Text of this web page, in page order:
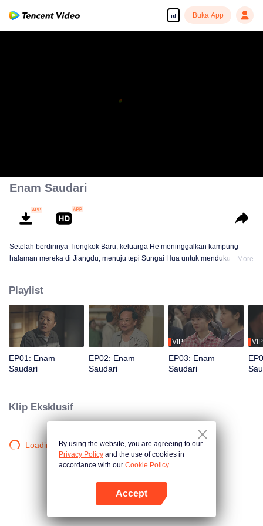
id Buka App
Enam Saudari
Setelah berdirinya Tiongkok Baru, keluarga He meninggalkan kampung
halaman mereka di Jiangdu, menuju tepi Sungai Hua untuk mendukung
menghadapi kehidupan bersama. Bagaimana mereka bertahan di tengah
kerasnya kehidupan?
More
Playlist
EP01: Enam
Saudari
EP02: Enam
Saudari
VIP
EP03: Enam
Saudari
VIP
Klip Eksklusif
Loading…By using the website, you are agreeing to our
Privacy Policy and the use of cookies in
accordance with our Cookie Policy.
Accept